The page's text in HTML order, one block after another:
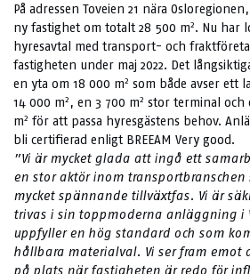
På adressen Toveien 21 nära
ny fastighet om totalt 28 500 m2. Nu har
hyresavtal med transport- och
fastigheten under maj 2022. Det
en yta om 18 000 m2 som både avser ett
14 000 m2 , en 3 700 m2 stor terminal och
m2 för att passa hyresgästens behov.
bli certifierad enligt BREEAM Very good.
”Vi är mycket glada att ingå ett
en stor aktör inom
mycket spännande tillväxtfas. Vi är
trivas i sin toppmoderna anläggning i
uppfyller en hög standard och som
hållbara materialval. Vi ser fram emot
på plats när fastigheten är redo för